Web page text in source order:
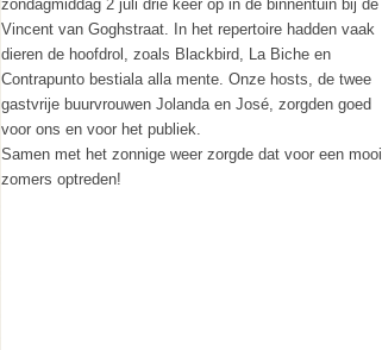
zondagmiddag 2 juli drie keer op in de binnentuin bij de
Vincent van Goghstraat. In het repertoire hadden vaak
dieren de hoofdrol, zoals Blackbird, La Biche en
Contrapunto bestiala alla mente. Onze hosts, de twee
gastvrije buurvrouwen Jolanda en José, zorgden goed
voor ons en voor het publiek.
Samen met het zonnige weer zorgde dat voor een mooi
zomers optreden!